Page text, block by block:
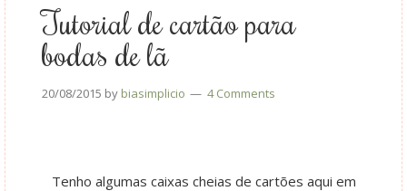
Tutorial de cartão para
bodas de lã
20/08/2015 by biasimplicio 4 Comments
Tenho algumas caixas cheias de cartões aqui em